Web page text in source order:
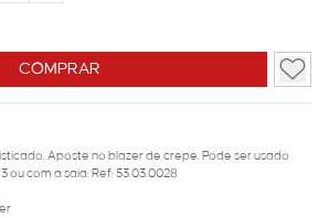
COMPRAR
Aposte no blazer de crepe. Pode ser usado
ou com a saia: Ref: 53.03.0028